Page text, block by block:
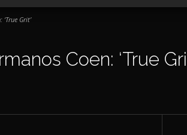
Grit’
Coen: ‘True